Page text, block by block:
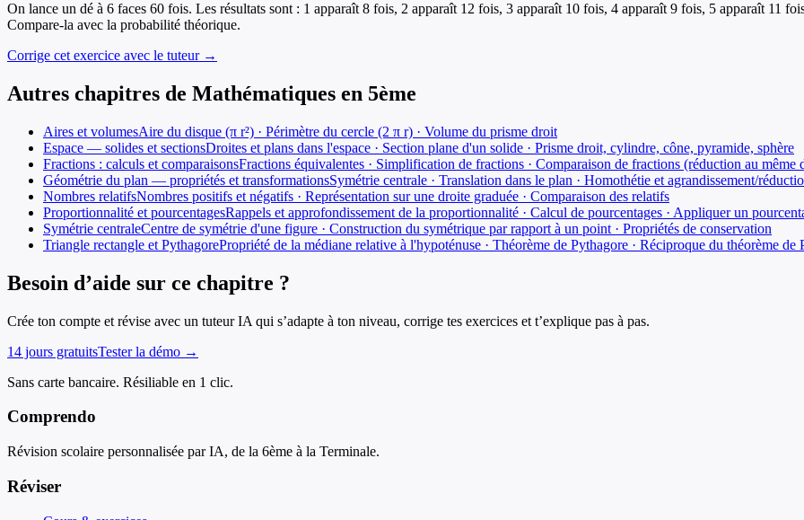
On lance un dé à 6 faces 60 fois. Les résultats sont : 1 apparaît 8 fois, 2 apparaît 12 fois, 3 apparaît 10 fois, 4 apparaît 9 fois, 5 apparaît 11
Compare-la avec la probabilité théorique.
Corrige cet exercice avec le tuteur →
Autres chapitres de Mathématiques en 5ème
Aires et volumesAire du disque (π r²) · Périmètre du cercle (2 π r) · Volume du prisme droit
Espace — solides et sectionsDroites et plans dans l'espace · Section plane d'un solide · Prisme droit, cylindre, cône, pyramide, sphère
Fractions : calculs et comparaisonsFractions équivalentes · Simplification de fractions · Comparaison de fractions (réduction au même
Géométrie du plan — propriétés et transformationsSymétrie centrale · Translation dans le plan · Homothétie et agrandissement/
Nombres relatifsNombres positifs et négatifs · Représentation sur une droite graduée · Comparaison des relatifs
Proportionnalité et pourcentagesRappels et approfondissement de la proportionnalité · Calcul de pourcentages · Appliquer un
Symétrie centraleCentre de symétrie d'une figure · Construction du symétrique par rapport à un point · Propriétés de conservation
Triangle rectangle et PythagorePropriété de la médiane relative à l'hypoténuse · Théorème de Pythagore · Réciproque du théorème de
Besoin d’aide sur ce chapitre ?
Crée ton compte et révise avec un tuteur IA qui s’adapte à ton niveau, corrige tes exercices et t’explique pas à pas.
14 jours gratuitsTester la démo →
Sans carte bancaire. Résiliable en 1 clic.
Comprendo
Révision scolaire personnalisée par IA, de la 6ème à la Terminale.
Réviser